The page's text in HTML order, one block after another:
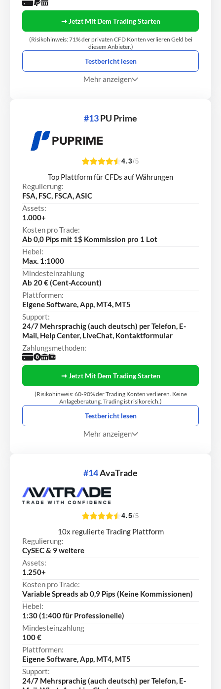
➞ Jetzt Mit Dem Trading Starten
(Risikohinweis: 71% der privaten CFD Konten verlieren Geld bei
diesem Anbieter.)
Testbericht lesen
Mehr anzeigen
#13PU Prime
4.3/5
Top Plattform für CFDs auf Währungen
Regulierung:
FSA, FSC, FSCA, ASIC
Assets:
1.000+
Kosten pro Trade:
Ab 0,0 Pips mit 1$ Kommission pro 1 Lot
Hebel:
Max. 1:1000
Mindesteinzahlung
Ab 20 € (Cent-Account)
Plattformen:
Eigene Software, App, MT4, MT5
Support:
24/7 Mehrsprachig (auch deutsch) per Telefon, E-
Mail, Help Center, LiveChat, Kontaktformular
Zahlungsmethoden:
➞ Jetzt Mit Dem Trading Starten
(Risikohinweis: 60-90% der Trading Konten verlieren. Keine
Anlageberatung. Trading ist risikoreich.)
Testbericht lesen
Mehr anzeigen
#14AvaTrade
4.5/5
10x regulierte Trading Plattform
Regulierung:
CySEC & 9 weitere
Assets:
1.250+
Kosten pro Trade:
Variable Spreads ab 0,9 Pips (Keine Kommissionen)
Hebel:
1:30 (1:400 für Professionelle)
Mindesteinzahlung
100 €
Plattformen:
Eigene Software, App, MT4, MT5
Support:
24/7 Mehrsprachig (auch deutsch) per Telefon, E-